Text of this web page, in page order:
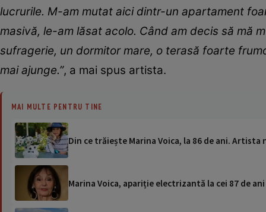
lucrurile. M-am mutat aici dintr-un apartament
masivă, le-am lăsat acolo. Când am decis să mă
sufragerie, un dormitor mare, o terasă foarte
mai ajunge.”, a mai spus artista.
MAI MULTE PENTRU TINE
Din ce trăiește Marina Voica, la 86 de ani. Artista
Marina Voica, apariție electrizantă la cei 87 de